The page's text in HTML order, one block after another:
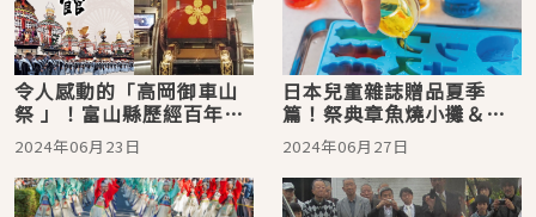
令人感動的「高岡御車山
祭 」！富山縣歷經百年也
不間斷的傳統文化祭典
2024年06月23日
日本兒童雜誌贈品夏季
篇！祭典章魚燒小攤＆哆
啦A夢道具模型都好好玩
2024年06月27日